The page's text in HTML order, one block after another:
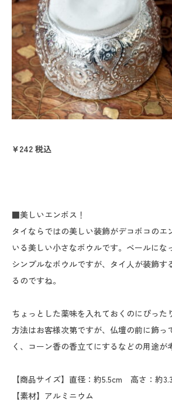
¥242 税込
■美しいエンボス！
タイならではの美しい装飾がデコボコのエ
いる美しい小さなボウルです。ベールにな
シンプルなボウルですが、タイ人が装飾す
るのですね。
ちょっとした薬味を入れておくのにぴった
方法はお客様次第ですが、仏壇の前に飾っ
く、コーン香の香立てにするなどの用途が
【商品サイズ】直径：約5.5cm 高さ：約
【素材】アルミニウム